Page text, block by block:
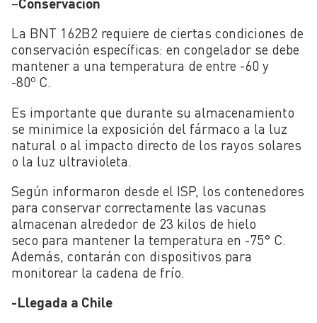
–Conservación
La BNT 162B2 requiere de ciertas condiciones de
conservación específicas: en congelador se debe
mantener a una temperatura de entre -60 y
-80o C.
Es importante que durante su almacenamiento
se minimice la exposición del fármaco a la luz
natural o al impacto directo de los rayos solares
o la luz ultravioleta.
Según informaron desde el ISP, los contenedores
para conservar correctamente las vacunas
almacenan alrededor de 23 kilos de hielo
seco para mantener la temperatura en -75° C.
Además, contarán con dispositivos para
monitorear la cadena de frío.
-Llegada a Chile